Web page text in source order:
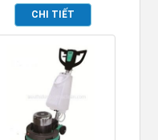
TP693007
CHI TIẾT